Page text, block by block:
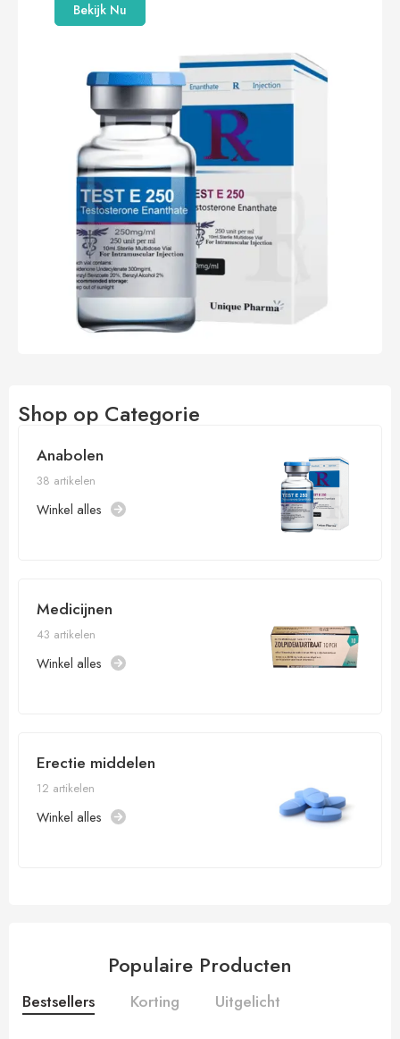
Bekijk Nu
Shop op Categorie
Anabolen
38 artikelen
Winkel alles
Medicijnen
43 artikelen
Winkel alles
Erectie middelen
12 artikelen
Winkel alles
Populaire Producten
Bestsellers Korting Uitgelicht